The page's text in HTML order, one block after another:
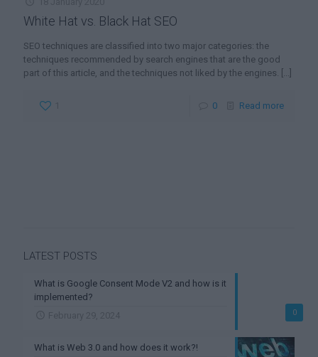
White Hat vs. Black Hat SEO
SEO techniques are classified into two major categories: the
techniques recommended by search engines that are the good
part of this article, and the techniques not liked by the engines. [...]
0 Read more
LATEST POSTS
0
What is Google Consent Mode V2 and how is it
implemented?
What is Web 3.0 and how does it work?!